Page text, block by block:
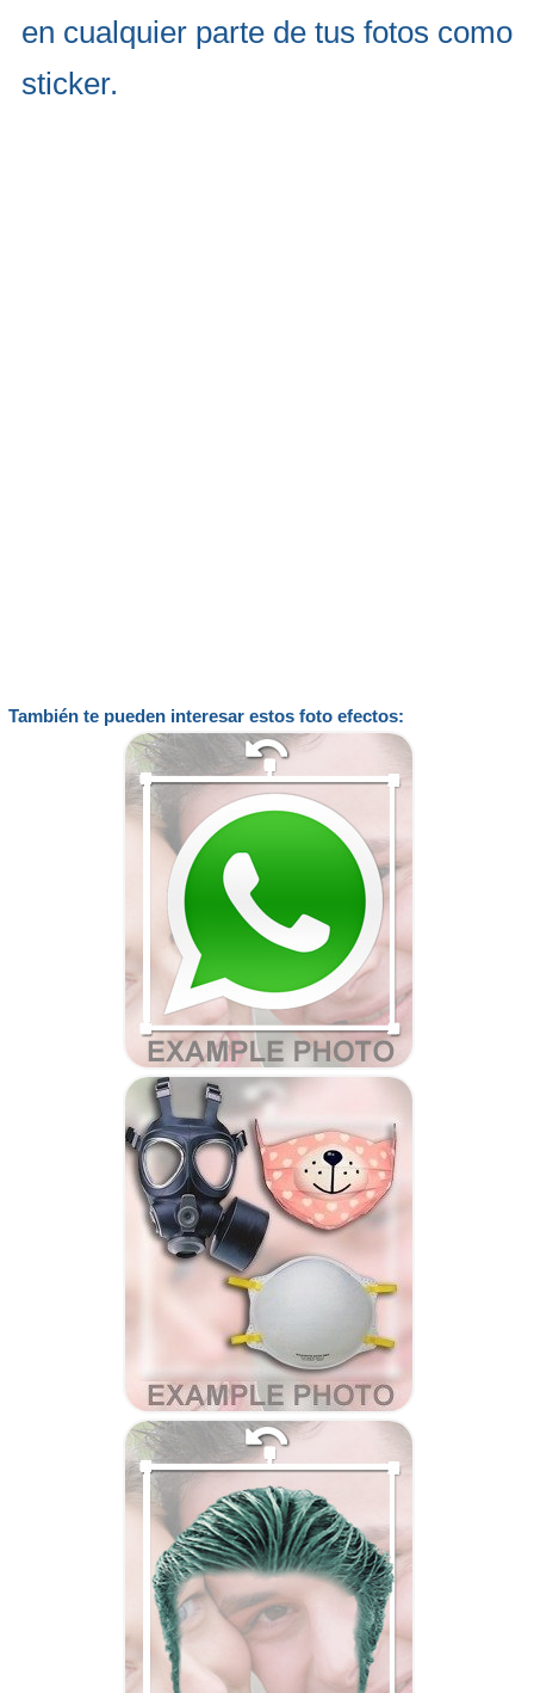
en cualquier parte de tus fotos como
sticker.
También te pueden interesar estos foto efectos: